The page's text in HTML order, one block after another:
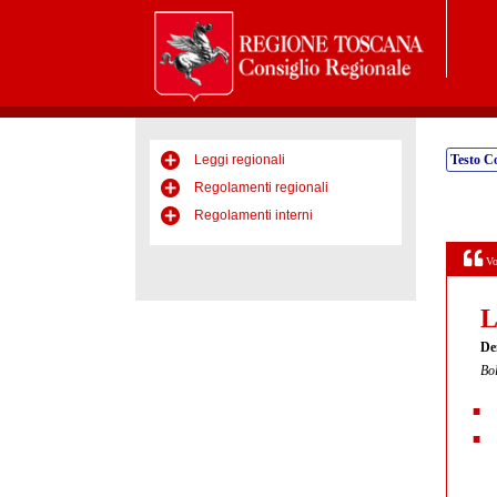
Leggi regionali
Regolamenti regionali
Regolamenti interni
Testo